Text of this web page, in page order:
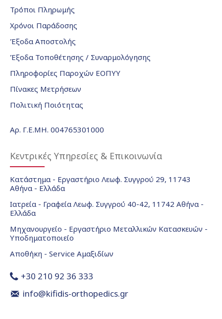
Τρόποι Πληρωμής
Χρόνοι Παράδοσης
Έξοδα Αποστολής
Έξοδα Τοποθέτησης / Συναρμολόγησης
Πληροφορίες Παροχών ΕΟΠΥΥ
Πίνακες Μετρήσεων
Πολιτική Ποιότητας
Αρ. Γ.Ε.ΜΗ. 004765301000
Κεντρικές Υπηρεσίες & Επικοινωνία
Κατάστημα - Εργαστήριο Λεωφ. Συγγρού 29, 11743
Αθήνα - Ελλάδα
Ιατρεία - Γραφεία Λεωφ. Συγγρού 40-42, 11742 Αθήνα -
Ελλάδα
Μηχανουργείο - Εργαστήριο Μεταλλικών Κατασκευών -
Υποδηματοποιείο
Αποθήκη - Service Αμαξιδίων
+30 210 92 36 333
info@kifidis-orthopedics.gr